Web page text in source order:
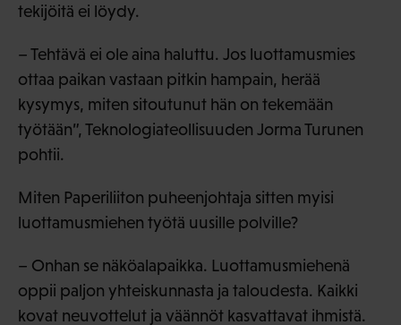
tekijöitä ei löydy.
– Tehtävä ei ole aina haluttu. Jos luottamusmies
ottaa paikan vastaan pitkin hampain, herää
kysymys, miten sitoutunut hän on tekemään
työtään”, Teknologiateollisuuden Jorma Turunen
pohtii.
Miten Paperiliiton puheenjohtaja sitten myisi
luottamusmiehen työtä uusille polville?
– Onhan se näköalapaikka. Luottamusmiehenä
oppii paljon yhteiskunnasta ja taloudesta. Kaikki
kovat neuvottelut ja väännöt kasvattavat ihmistä.